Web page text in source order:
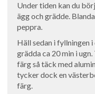
Under tiden kan du
ägg och grädde.
peppra.
Häll sedan i fyllningen
grädda ca 20 min i
färg så täck med
tycker dock en
färg.